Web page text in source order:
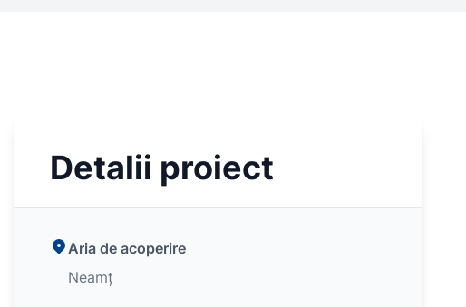
Detalii proiect
Aria de acoperire
Neamț